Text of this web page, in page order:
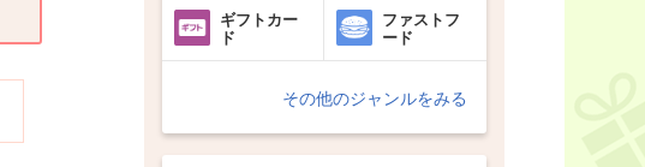
ギフトカー
ド
ファストフ
ード
その他のジャンルをみる